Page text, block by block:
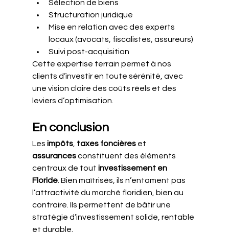
Sélection de biens
Structuration juridique
Mise en relation avec des experts
locaux (avocats, fiscalistes, assureurs)
Suivi post-acquisition
Cette expertise terrain permet à nos
clients d’investir en toute sérénité, avec
une vision claire des coûts réels et des
leviers d’optimisation.
En conclusion
Les impôts, taxes foncières et
assurances constituent des éléments
centraux de tout investissement en
Floride. Bien maîtrisés, ils n’entament pas
l’attractivité du marché floridien, bien au
contraire. Ils permettent de bâtir une
stratégie d’investissement solide, rentable
et durable.